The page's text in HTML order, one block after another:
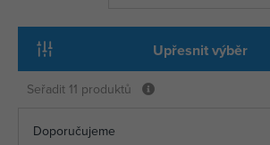
Upřesnit výběr
Seřadit 11 produktů